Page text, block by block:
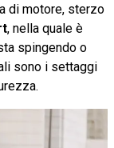
di motore, sterzo
, nella quale è
spingendo o
sono i settaggi